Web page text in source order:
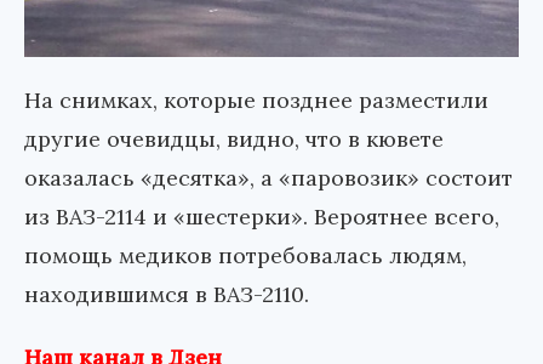
На снимках, которые позднее разместили
другие очевидцы, видно, что в кювете
оказалась «десятка», а «паровозик» состоит
из ВАЗ-2114 и «шестерки». Вероятнее всего,
помощь медиков потребовалась людям,
находившимся в ВАЗ-2110.
Наш канал в Дзен